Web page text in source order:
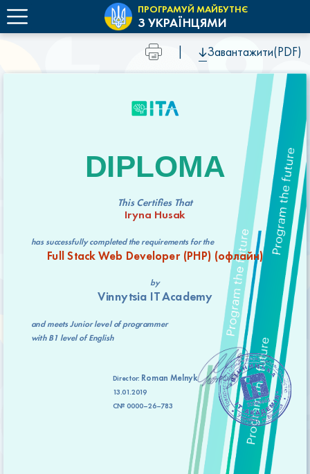
ПРОГРАМУЙ МАЙБУТНЄ
З УКРАЇНЦЯМИ
|
Завантажити(PDF)
DIPLOMA
This Certifies That
Iryna Husak
has successfully completed the requirements for the
Full Stack Web Developer (РНР) (офлайн)
by
Vinnytsia IT Academy
and meetsJunior levelof programmer
withB1 levelof English
Director: Roman Melnyk
13.01.2019
C№ 0000–26–783